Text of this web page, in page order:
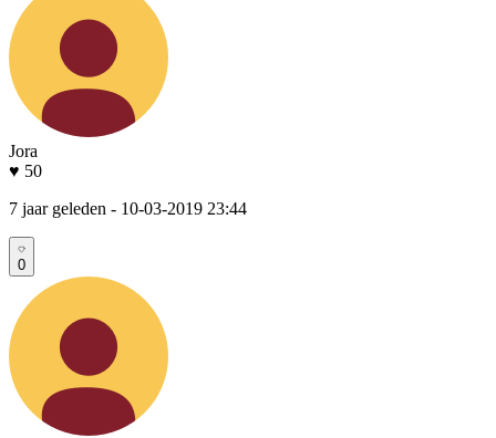
Jora
♥ 50
7 jaar geleden - 10-03-2019 23:44
0